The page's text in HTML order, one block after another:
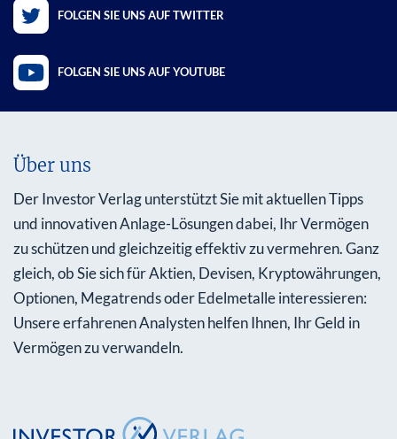
FOLGEN SIE UNS AUF TWITTER
FOLGEN SIE UNS AUF YOUTUBE
Über uns
Der Investor Verlag unterstützt Sie mit aktuellen Tipps
und innovativen Anlage-Lösungen dabei, Ihr Vermögen
zu schützen und gleichzeitig effektiv zu vermehren. Ganz
gleich, ob Sie sich für Aktien, Devisen, Kryptowährungen,
Optionen, Megatrends oder Edelmetalle interessieren:
Unsere erfahrenen Analysten helfen Ihnen, Ihr Geld in
Vermögen zu verwandeln.